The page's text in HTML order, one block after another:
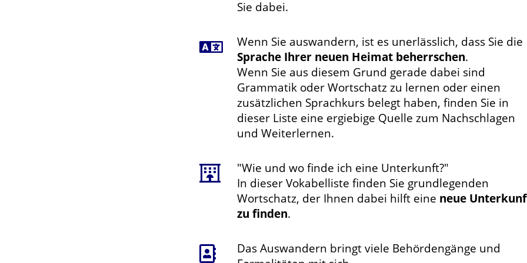
Sie dabei.
Wenn Sie auswandern, ist es unerlässlich, dass Sie die
Sprache Ihrer neuen Heimat beherrschen.
Wenn Sie aus diesem Grund gerade dabei sind
Grammatik oder Wortschatz zu lernen oder einen
zusätzlichen Sprachkurs belegt haben, finden Sie in
dieser Liste eine ergiebige Quelle zum Nachschlagen
und Weiterlernen.
"Wie und wo finde ich eine Unterkunft?"
In dieser Vokabelliste finden Sie grundlegenden
Wortschatz, der Ihnen dabei hilft eine neue
zu finden.
Das Auswandern bringt viele Behördengänge und